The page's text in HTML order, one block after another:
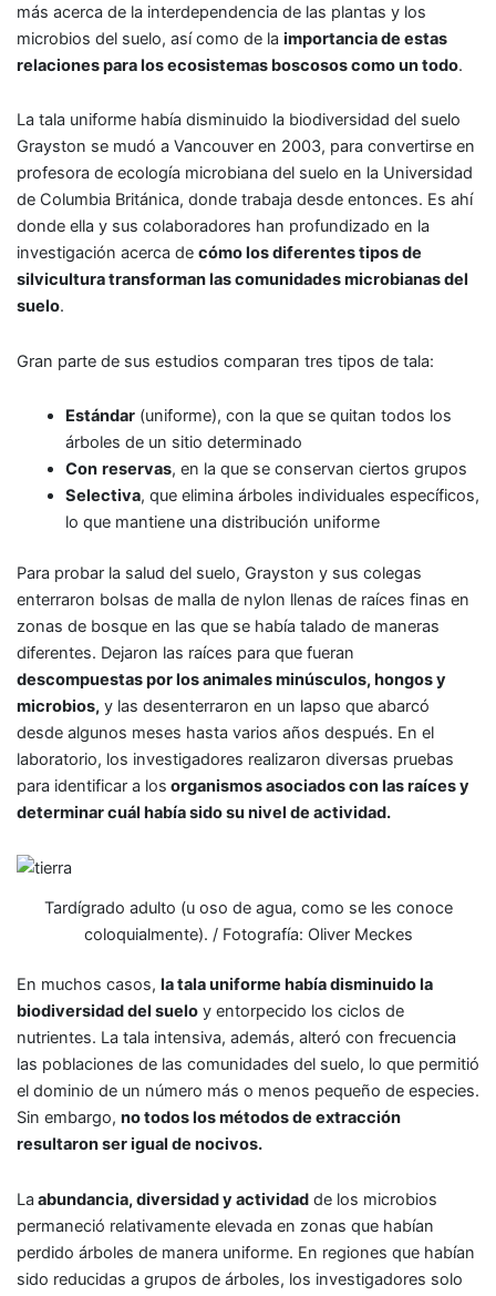
más acerca de la interdependencia de las plantas y los
microbios del suelo, así como de la importancia de estas
relaciones para los ecosistemas boscosos como un todo.
La tala uniforme había disminuido la biodiversidad del suelo
Grayston se mudó a Vancouver en 2003, para convertirse en
profesora de ecología microbiana del suelo en la Universidad
de Columbia Británica, donde trabaja desde entonces. Es ahí
donde ella y sus colaboradores han profundizado en la
investigación acerca de cómo los diferentes tipos de
silvicultura transforman las comunidades microbianas del
suelo.
Gran parte de sus estudios comparan tres tipos de tala:
Estándar(uniforme), con la que se quitan todos los
árboles de un sitio determinado
Con reservas, en la que se conservan ciertos grupos
Selectiva, que elimina árboles individuales específicos,
lo que mantiene una distribución uniforme
Para probar la salud del suelo, Grayston y sus colegas
enterraron bolsas de malla de nylon llenas de raíces finas en
zonas de bosque en las que se había talado de maneras
diferentes. Dejaron las raíces para que fueran
descompuestas por los animales minúsculos, hongos y
microbios, y las desenterraron en un lapso que abarcó
desde algunos meses hasta varios años después. En el
laboratorio, los investigadores realizaron diversas pruebas
para identificar a los organismos asociados con las raíces y
determinar cuál había sido su nivel de actividad.
Tardígrado adulto (u oso de agua, como se les conoce
coloquialmente). / Fotografía: Oliver Meckes
En muchos casos, la tala uniforme había disminuido la
biodiversidad del suelo y entorpecido los ciclos de
nutrientes. La tala intensiva, además, alteró con frecuencia
las poblaciones de las comunidades del suelo, lo que permitió
el dominio de un número más o menos pequeño de especies.
Sin embargo, no todos los métodos de extracción
resultaron ser igual de nocivos.
La abundancia, diversidad y actividad de los microbios
permaneció relativamente elevada en zonas que habían
perdido árboles de manera uniforme. En regiones que habían
sido reducidas a grupos de árboles, los investigadores solo